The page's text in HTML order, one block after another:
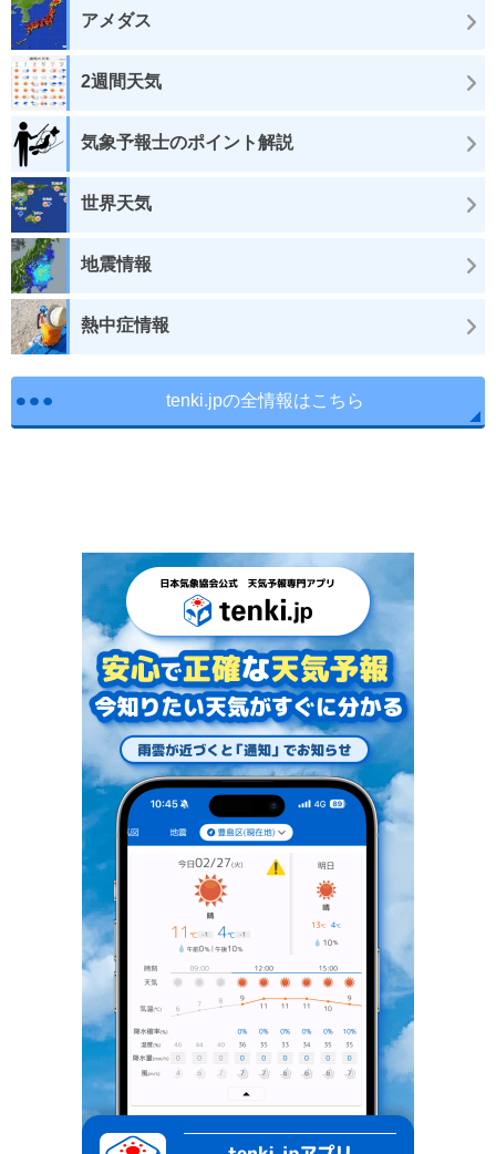
アメダス
2週間天気
気象予報士のポイント解説
世界天気
地震情報
熱中症情報
tenki.jpの全情報はこちら